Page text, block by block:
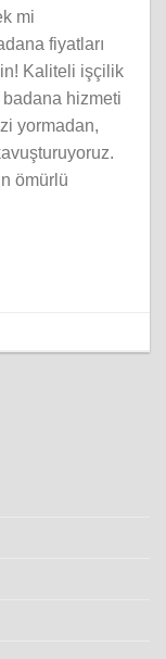
mi
fiyatları
Kaliteli işçilik
hizmeti
yormadan,
ömürlü